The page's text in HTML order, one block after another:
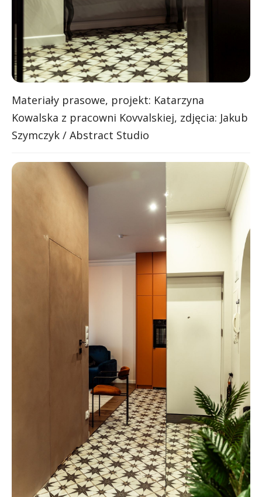
Materiały prasowe, projekt: Katarzyna
Kowalska z pracowni Kovvalskiej, zdjęcia: Jakub
Szymczyk / Abstract Studio